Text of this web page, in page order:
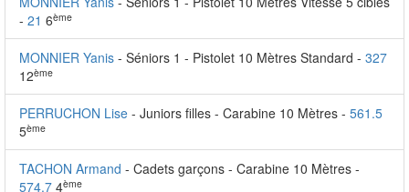
- 21 6ème
MONNIER Yanis - Séniors 1 - Pistolet 10 Mètres Standard - 327
12ème
PERRUCHON Lise - Juniors filles - Carabine 10 Mètres - 561.5
5ème
TACHON Armand - Cadets garçons - Carabine 10 Mètres -
574.7 4ème